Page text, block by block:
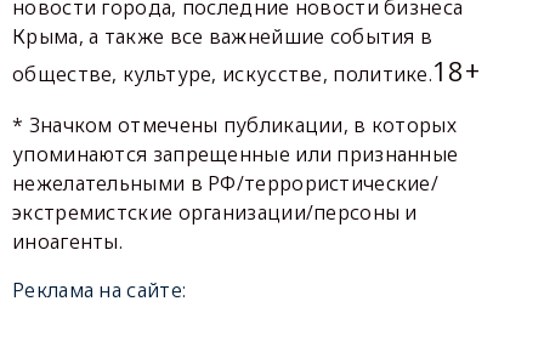
новости города, последние новости бизнеса
Крыма, а также все важнейшие события в
обществе, культуре, искусстве, политике.18+
* Значком отмечены публикации, в которых
упоминаются запрещенные или признанные
нежелательными в РФ/террористические/
экстремистские организации/персоны и
иноагенты.
Реклама на сайте: